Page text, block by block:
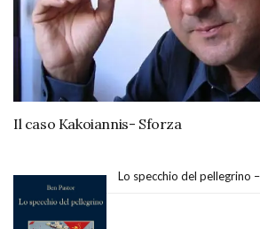
Il caso Kakoiannis- Sforza
Lo specchio del pellegrino